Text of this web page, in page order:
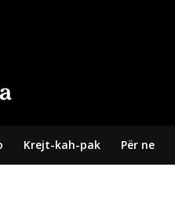
Krejt-kah-pak Për ne